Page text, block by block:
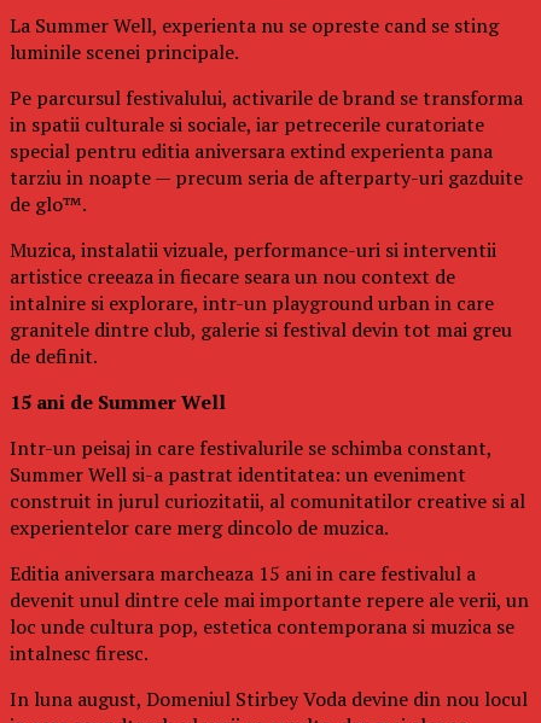
La Summer Well, experienta nu se opreste cand se sting
luminile scenei principale.
Pe parcursul festivalului, activarile de brand se transforma
in spatii culturale si sociale, iar petrecerile curatoriate
special pentru editia aniversara extind experienta pana
tarziu in noapte — precum seria de afterparty-uri gazduite
de glo™.
Muzica, instalatii vizuale, performance-uri si interventii
artistice creeaza in fiecare seara un nou context de
intalnire si explorare, intr-un playground urban in care
granitele dintre club, galerie si festival devin tot mai greu
de definit.
15 ani de Summer Well
Intr-un peisaj in care festivalurile se schimba constant,
Summer Well si-a pastrat identitatea: un eveniment
construit in jurul curiozitatii, al comunitatilor creative si al
experientelor care merg dincolo de muzica.
Editia aniversara marcheaza 15 ani in care festivalul a
devenit unul dintre cele mai importante repere ale verii, un
loc unde cultura pop, estetica contemporana si muzica se
intalnesc firesc.
In luna august, Domeniul Stirbey Voda devine din nou locul